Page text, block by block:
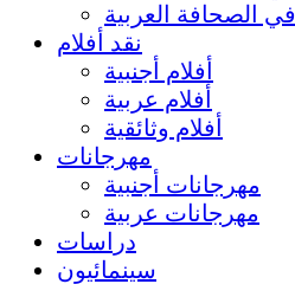
في الصحافة العربية
نقد أفلام
أفلام أجنبية
أفلام عربية
أفلام وثائقية
مهرجانات
مهرجانات أجنبية
مهرجانات عربية
دراسات
سينمائيون